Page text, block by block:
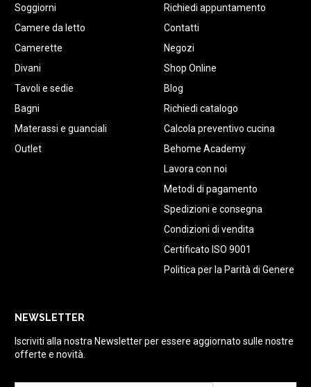
Soggiorni
Camere da letto
Camerette
Divani
Tavoli e sedie
Bagni
Materassi e guanciali
Outlet
Richiedi appuntamento
Contatti
Negozi
Shop Online
Blog
Richiedi catalogo
Calcola preventivo cucina
Behome Academy
Lavora con noi
Metodi di pagamento
Spedizioni e consegna
Condizioni di vendita
Certificato ISO 9001
Politica per la Parità di Genere
NEWSLETTER
Iscriviti alla nostra Newsletter per essere aggiornato sulle nostre
offerte e novità.